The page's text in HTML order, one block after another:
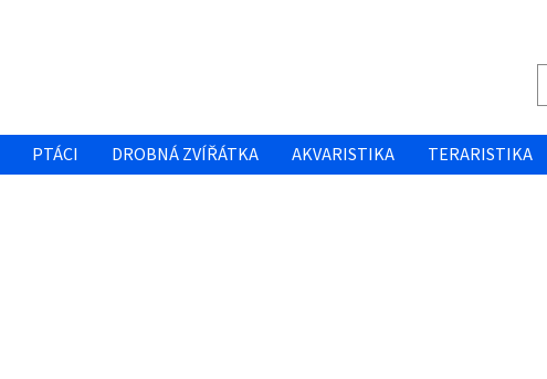
PTÁCI DROBNÁ ZVÍŘÁTKA AKVARISTIKA
TERARISTIKA